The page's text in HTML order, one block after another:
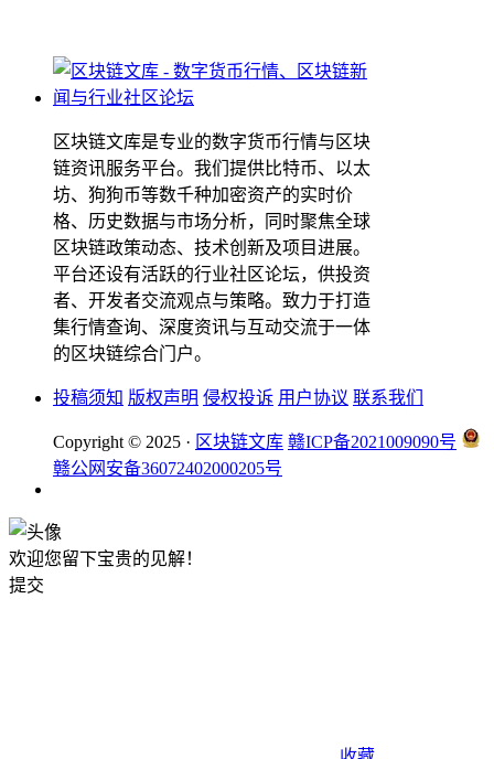
区块链文库是专业的数字货币行情与区块
链资讯服务平台。我们提供比特币、以太
坊、狗狗币等数千种加密资产的实时价
格、历史数据与市场分析，同时聚焦全球
区块链政策动态、技术创新及项目进展。
平台还设有活跃的行业社区论坛，供投资
者、开发者交流观点与策略。致力于打造
集行情查询、深度资讯与互动交流于一体
的区块链综合门户。
投稿须知 版权声明 侵权投诉 用户协议 联系我们
Copyright © 2025 · 区块链文库 赣ICP备2021009090号
赣公网安备36072402000205号
欢迎您留下宝贵的见解！
提交